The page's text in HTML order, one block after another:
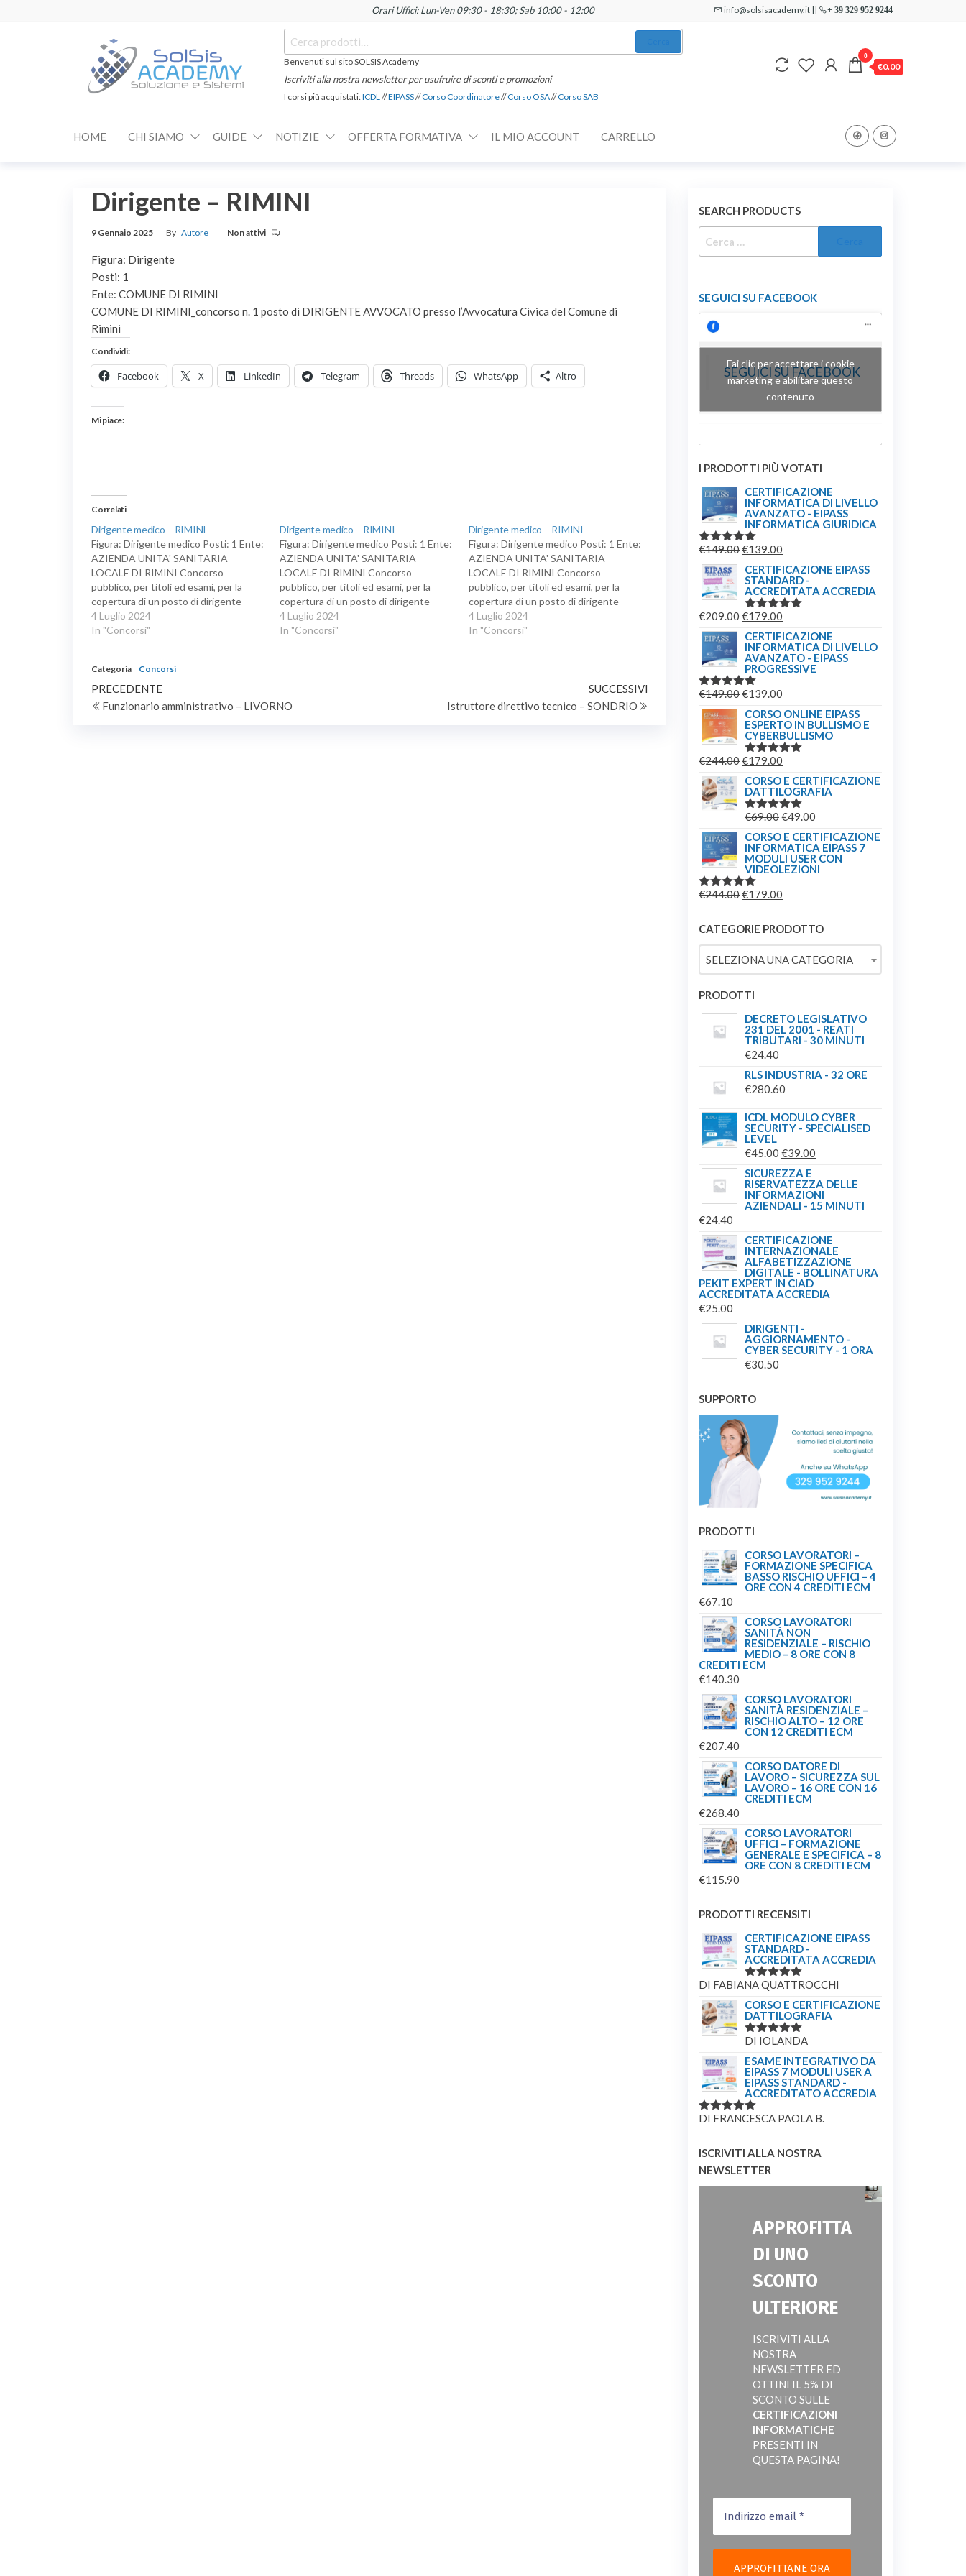
Orari Uffici: Lun-Ven 09:30 - 18:30; Sab 10:00 - 12:00 info@solsisacademy.it || + 39 329 952 9244
e
Cerca:
Benvenuti sul sito SOLSIS Academy
Iscriviti alla nostra newsletter per usufruire di sconti e promozioni
I corsi più acquistati:ICDL//EIPASS//Corso Coordinatore//Corso OSA//Corso SAB
0
€0.00
HOME CHI SIAMO GUIDE NOTIZIE OFFERTA FORMATIVA IL MIO ACCOUNT CARRELLO
Dirigente – RIMINI
9 Gennaio 2025 By Autore Non attivi
Figura: Dirigente
Posti: 1
Ente: COMUNE DI RIMINI
COMUNE DI RIMINI_concorso n. 1 posto di DIRIGENTE AVVOCATO presso l’Avvocatura Civica del Comune di
Rimini
Condividi:
Facebook X LinkedIn Telegram Threads WhatsApp Altro
Mi piace:
Correlati
Dirigente medico – RIMINI
Figura: Dirigente medico Posti: 1 Ente:
AZIENDA UNITA' SANITARIA
LOCALE DI RIMINI Concorso
pubblico, per titoli ed esami, per la
copertura di un posto di dirigente
medico di anatomia patologica
4 Luglio 2024
In "Concorsi"
Dirigente medico – RIMINI
Figura: Dirigente medico Posti: 1 Ente:
AZIENDA UNITA' SANITARIA
LOCALE DI RIMINI Concorso
pubblico, per titoli ed esami, per la
copertura di un posto di dirigente
medico di neonatologia.
4 Luglio 2024
In "Concorsi"
Dirigente medico – RIMINI
Figura: Dirigente medico Posti: 1 Ente:
AZIENDA UNITA' SANITARIA
LOCALE DI RIMINI Concorso
pubblico, per titoli ed esami, per la
copertura di un posto di dirigente
medico di neuropsichiatria infantile.
4 Luglio 2024
In "Concorsi"
Categoria Concorsi
Navigazione
articoli
Articolo
precedente
PRECEDENTE
Funzionario amministrativo – LIVORNO
SUCCESSIVI
Istruttore direttivo tecnico – SONDRIO
SEARCH PRODUCTS
SEGUICI SU FACEBOOK
SEGUICI SU FACEBOOK
Fai clic per accettare i cookie
marketing e abilitare questo
contenuto
I PRODOTTI PIÙ VOTATI
CERTIFICAZIONE
INFORMATICA DI LIVELLO
AVANZATO - EIPASS
INFORMATICA GIURIDICA
VALUTATO
5.00SU 5
€149.00IL
PREZZO
ORIGINALE
ERA:
€149.00.
€139.00
PREZZO
ATTUALE
È:
CERTIFICAZIONE EIPASS
STANDARD -
ACCREDITATA ACCREDIA
VALUTATO
€209.00IL
PREZZO
ORIGINALE
ERA:
€209.00.
€179.00
PREZZO
ATTUALE
È:
CERTIFICAZIONE
INFORMATICA DI LIVELLO
AVANZATO - EIPASS
PROGRESSIVE
VALUTATO
5.00SU 5
€149.00IL
PREZZO
ORIGINALE
ERA:
€149.00.
€139.00
PREZZO
ATTUALE
È:
CORSO ONLINE EIPASS
ESPERTO IN BULLISMO E
CYBERBULLISMO
VALUTATO
€244.00IL
PREZZO
ORIGINALE
ERA:
€179.00
PREZZO
ATTUALE
È:
CORSO E CERTIFICAZIONE
DATTILOGRAFIA
VALUTATO
€69.00IL
PREZZO
ORIGINALE
ERA:
€49.00
PREZZO
ATTUALE
È:
CORSO E CERTIFICAZIONE
INFORMATICA EIPASS 7
MODULI USER CON
VIDEOLEZIONI
VALUTATO
€244.00IL
ORIGINALE
ERA:
€244.00.
€179.00
ATTUALE
È:
€179.00.
CATEGORIE PRODOTTO
SELEZIONA UNA CATEGORIA
PRODOTTI
DECRETO LEGISLATIVO
231 DEL 2001 - REATI
TRIBUTARI - 30 MINUTI
€24.40
RLS INDUSTRIA - 32 ORE
€280.60
ICDL MODULO CYBER
SECURITY - SPECIALISED
LEVEL
€45.00IL
PREZZO
ORIGINALE
ERA:
€39.00
ATTUALE
È:
SICUREZZA E
RISERVATEZZA DELLE
INFORMAZIONI
AZIENDALI - 15 MINUTI
€24.40
CERTIFICAZIONE
INTERNAZIONALE
ALFABETIZZAZIONE
DIGITALE - BOLLINATURA
PEKIT EXPERT IN CIAD
ACCREDITATA ACCREDIA
€25.00
DIRIGENTI -
AGGIORNAMENTO -
CYBER SECURITY - 1 ORA
€30.50
SUPPORTO
PRODOTTI
CORSO LAVORATORI –
FORMAZIONE SPECIFICA
BASSO RISCHIO UFFICI – 4
ORE CON 4 CREDITI ECM
€67.10
CORSO LAVORATORI
SANITÀ NON
RESIDENZIALE – RISCHIO
MEDIO – 8 ORE CON 8
CREDITI ECM
€140.30
CORSO LAVORATORI
SANITÀ RESIDENZIALE –
RISCHIO ALTO – 12 ORE
CON 12 CREDITI ECM
€207.40
CORSO DATORE DI
LAVORO – SICUREZZA SUL
LAVORO – 16 ORE CON 16
CREDITI ECM
€268.40
CORSO LAVORATORI
UFFICI – FORMAZIONE
GENERALE E SPECIFICA – 8
ORE CON 8 CREDITI ECM
€115.90
PRODOTTI RECENSITI
CERTIFICAZIONE EIPASS
STANDARD -
ACCREDITATA ACCREDIA
VALUTATO
DI FABIANA QUATTROCCHI
CORSO E CERTIFICAZIONE
DATTILOGRAFIA
VALUTATO
DI IOLANDA
ESAME INTEGRATIVO DA
EIPASS 7 MODULI USER A
EIPASS STANDARD -
ACCREDITATO ACCREDIA
VALUTATO
DI FRANCESCA PAOLA B.
ISCRIVITI ALLA NOSTRA
NEWSLETTER
APPROFITTA
DI UNO
SCONTO
ULTERIORE
ISCRIVITI ALLA
NOSTRA
NEWSLETTER ED
OTTINI IL 5% DI
SCONTO SULLE
CERTIFICAZIONI
INFORMATICHE
PRESENTI IN
QUESTA PAGINA!